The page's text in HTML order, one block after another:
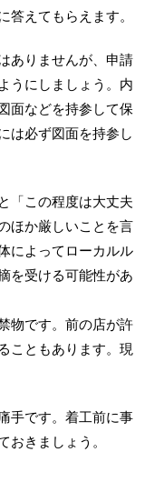
答えてもらえます。
ありませんが、申請
うにしましょう。内
面などを持参して保
は必ず図面を持参し
「この程度は大丈夫
ほか厳しいことを言
によってローカルル
を受ける可能性があ
物です。前の店が許
こともあります。現
手です。着工前に事
おきましょう。